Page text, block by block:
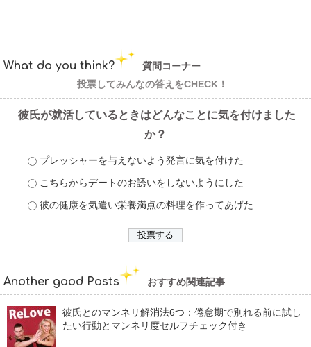
What do you think?
質問コーナー
投票してみんなの答えをCHECK！
彼氏が就活しているときはどんなことに気を付けました
か？
プレッシャーを与えないよう発言に気を付けた
こちらからデートのお誘いをしないようにした
彼の健康を気遣い栄養満点の料理を作ってあげた
Another good Posts おすすめ関連記事
彼氏とのマンネリ解消法6つ：倦怠期で別れる前に試し
たい行動とマンネリ度セルフチェック付き